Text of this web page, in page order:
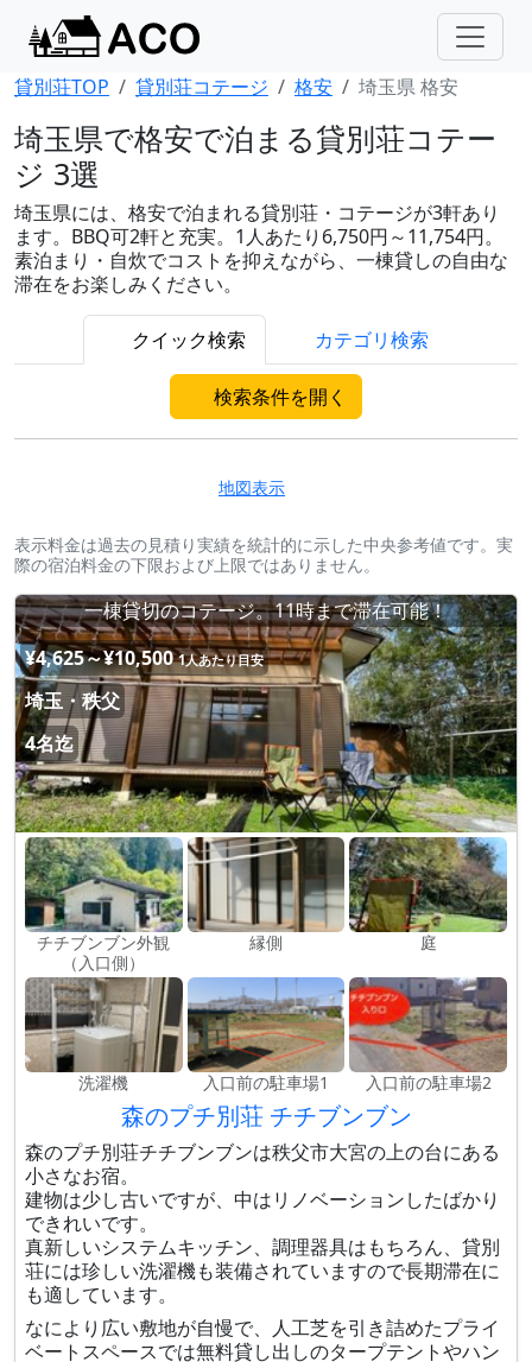
貸別荘TOP 貸別荘コテージ 格安 埼玉県 格安
埼玉県で格安で泊まる貸別荘コテー
ジ 3選
埼玉県には、格安で泊まれる貸別荘・コテージが3軒あり
ます。BBQ可2軒と充実。1人あたり6,750円～11,754円。
素泊まり・自炊でコストを抑えながら、一棟貸しの自由な
滞在をお楽しみください。
クイック検索 カテゴリ検索
検索条件を開く
地図表示
表示料金は過去の見積り実績を統計的に示した中央参考値です。実
際の宿泊料金の下限および上限ではありません。
一棟貸切のコテージ。11時まで滞在可能！
¥4,625～¥10,500 1人あたり目安
埼玉・秩父
4名迄
チチブンブン外観
（入口側）
縁側 庭
洗濯機 入口前の駐車場1 入口前の駐車場2
森のプチ別荘 チチブンブン
森のプチ別荘チチブンブンは秩父市大宮の上の台にある
小さなお宿。
建物は少し古いですが、中はリノベーションしたばかり
できれいです。
真新しいシステムキッチン、調理器具はもちろん、貸別
荘には珍しい洗濯機も装備されていますので長期滞在に
も適しています。
なにより広い敷地が自慢で、人工芝を引き詰めたプライ
ベートスペースでは無料貸し出しのタープテントやハン